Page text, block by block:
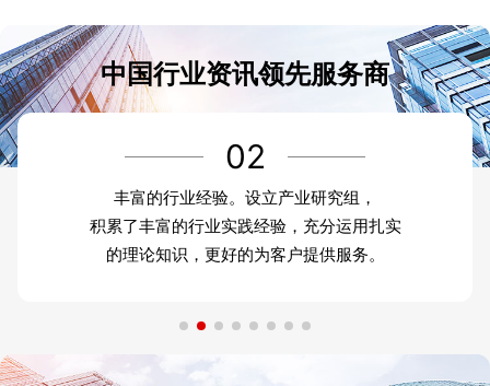
中国行业资讯领先服务商
02
丰富的行业经验。设立产业研究组，
积累了丰富的行业实践经验，充分运用扎实
的理论知识，更好的为客户提供服务。